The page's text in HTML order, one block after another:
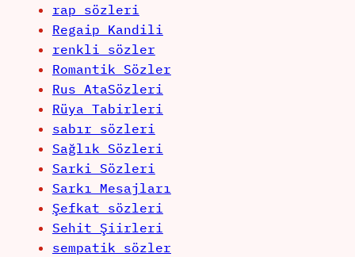
rap sözleri
Regaip Kandili
renkli sözler
Romantik Sözler
Rus AtaSözleri
Rüya Tabirleri
sabır sözleri
Sağlık Sözleri
Sarki Sözleri
Sarkı Mesajları
Şefkat sözleri
Sehit Şiirleri
sempatik sözler